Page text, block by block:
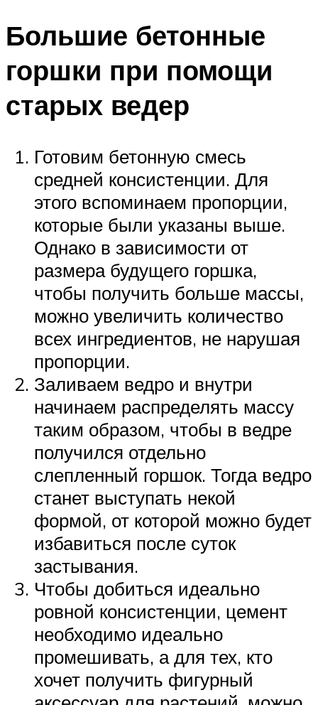
Большие бетонные
горшки при помощи
старых ведер
Готовим бетонную смесь
средней консистенции. Для
этого вспоминаем пропорции,
которые были указаны выше.
Однако в зависимости от
размера будущего горшка,
чтобы получить больше массы,
можно увеличить количество
всех ингредиентов, не нарушая
пропорции.
Заливаем ведро и внутри
начинаем распределять массу
таким образом, чтобы в ведре
получился отдельно
слепленный горшок. Тогда ведро
станет выступать некой
формой, от которой можно будет
избавиться после суток
застывания.
Чтобы добиться идеально
ровной консистенции, цемент
необходимо идеально
промешивать, а для тех, кто
хочет получить фигурный